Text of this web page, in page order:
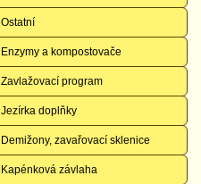
Ostatní
Enzymy a kompostovače
Zavlažovací program
Jezírka doplňky
Demižony, zavařovací sklenice
Kapénková závlaha